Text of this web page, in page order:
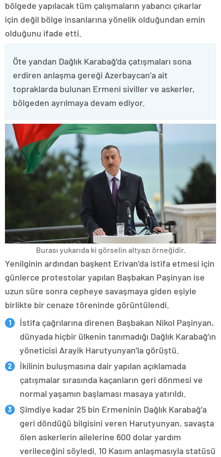
bölgede yapılacak tüm çalışmaların yabancı çıkarlar
için değil bölge insanlarına yönelik olduğundan emin
olduğunu ifade etti.
Öte yandan Dağlık Karabağ’da çatışmaları sona
erdiren anlaşma gereği Azerbaycan’a ait
topraklarda bulunan Ermeni siviller ve askerler,
bölgeden ayrılmaya devam ediyor.
Burası yukarıda ki görselin altyazı örneğidir.
Yenilginin ardından başkent Erivan’da istifa etmesi için
günlerce protestolar yapılan Başbakan Paşinyan ise
uzun süre sonra cepheye savaşmaya giden eşiyle
birlikte bir cenaze töreninde görüntülendi.
İstifa çağrılarına direnen Başbakan Nikol Paşinyan,
dünyada hiçbir ülkenin tanımadığı Dağlık Karabağ’ın
yöneticisi Arayik Harutyunyan’la görüştü.
İkilinin buluşmasına dair yapılan açıklamada
çatışmalar sırasında kaçanların geri dönmesi ve
normal yaşamın başlaması masaya yatırıldı.
Şimdiye kadar 25 bin Ermeninin Dağlık Karabağ’a
geri döndüğü bilgisini veren Harutyunyan, savaşta
ölen askerlerin ailelerine 600 dolar yardım
verileceğini söyledi. 10 Kasım anlaşmasıyla statüsü